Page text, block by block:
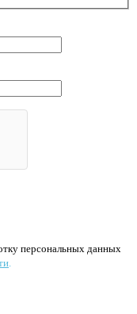
персональных данных
.